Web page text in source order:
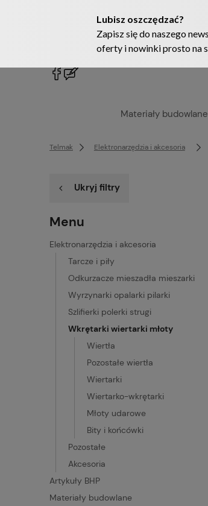
222905958 sklep@telmak.pl
Materiały budowlane
Telmak Elektronarzędzia i akcesoria
Ukryj filtry
Menu
Elektronarzędzia i akcesoria
Tarcze i piły
Odkurzacze mieszadła mieszarki
Wyrzynarki opalarki pilarki
Szlifierki polerki strugi
Wkrętarki wiertarki młoty
Wiertła
Pozostałe wiertła
Wiertarki
Wiertarko-wkrętarki
Młoty udarowe
Bity i końcówki
Pozostałe
Akcesoria
Artykuły BHP
Materiały budowlane